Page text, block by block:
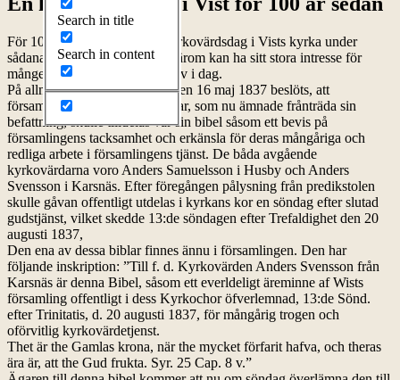
Search in title
Search in content
För 100 år sedan firades en kyrkovärdsdag i Vists kyrka under
sådana former, att en erinran därom kan ha sitt stora intresse för
mången bland vårt kyrkofolk av i dag.
På allmänna sockenstämman den 16 maj 1837 beslöts, att
församlingens båda kyrkovärdar, som nu ämnade frånträda sin
befattning, skulle tilldelas var sin bibel såsom ett bevis på
församlingens tacksamhet och erkänsla för deras mångåriga och
redliga arbete i församlingens tjänst. De båda avgående
kyrkovärdarna voro Anders Samuelsson i Husby och Anders
Svensson i Karsnäs. Efter föregången pålysning från predikstolen
skulle gåvan offentligt utdelas i kyrkans kor en söndag efter slutad
gudstjänst, vilket skedde 13:de söndagen efter Trefaldighet den 20
augusti 1837,
Den ena av dessa biblar finnes ännu i församlingen. Den har
följande inskription: ”Till f. d. Kyrkovärden Anders Svensson från
Karsnäs är denna Bibel, såsom ett everldeligt äreminne af Wists
församling offentligt i dess Kyrkochor öfverlemnad, 13:de Sönd.
efter Trinitatis, d. 20 augusti 1837, för mångårig trogen och
oförvitlig kyrkovärdetjenst.
Thet är the Gamlas krona, när the mycket förfarit hafva, och theras
ära är, att the Gud frukta. Syr. 25 Cap. 8 v.”